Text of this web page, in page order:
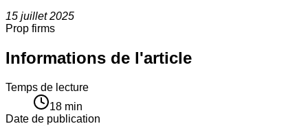
15 juillet 2025
Prop firms
Informations de l'article
Temps de lecture
18 min
Date de publication